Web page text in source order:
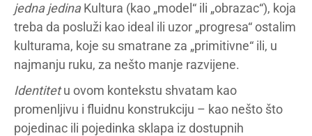
jednajedinaKultura (kao „model“ ili „obrazac“), koja
treba da posluži kao ideal ili uzor „progresa“ ostalim
kulturama, koje su smatrane za „primitivne“ ili, u
najmanju ruku, za nešto manje razvijene.
Identitetu ovom kontekstu shvatam kao
promenljivu i fluidnu konstrukciju – kao nešto što
pojedinac ili pojedinka sklapa iz dostupnih